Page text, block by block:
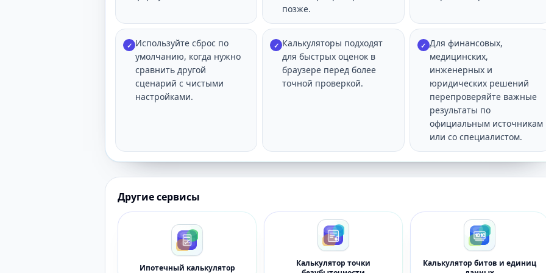
позже.
✓ Используйте сброс по
умолчанию, когда нужно
сравнить другой
сценарий с чистыми
настройками.
✓ Калькуляторы подходят
для быстрых оценок в
браузере перед более
точной проверкой.
✓ Для финансовых,
медицинских,
инженерных и
юридических решений
перепроверяйте важные
результаты по
официальным источникам
или со специалистом.
Другие сервисы
Ипотечный калькулятор
Калькулятор точки
Калькулятор битов и единиц